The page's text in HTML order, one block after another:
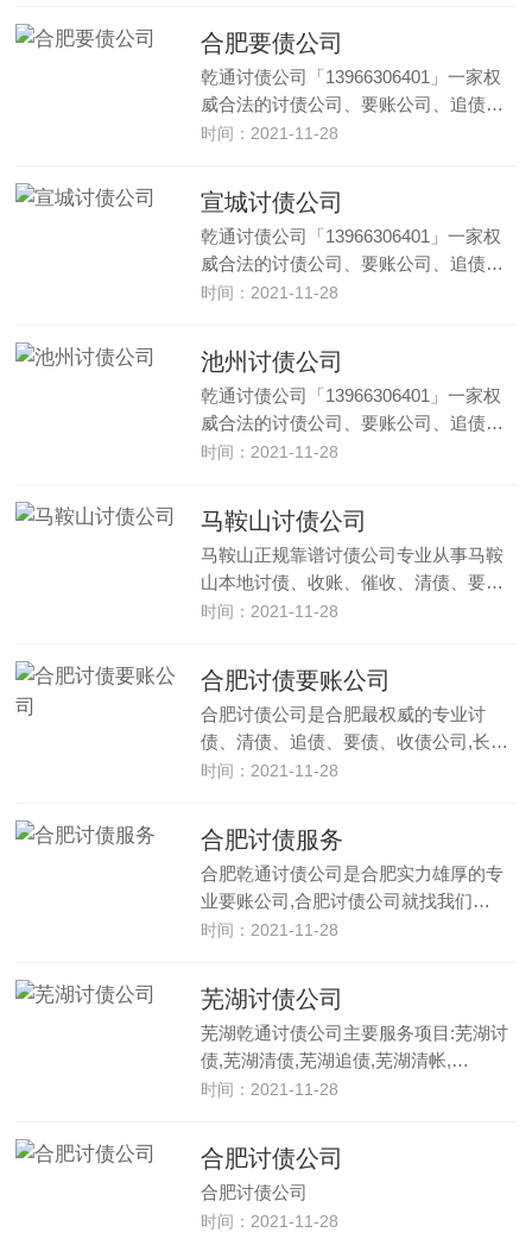
合肥要债公司
乾通讨债公司「13966306401」一家权
威合法的讨债公司、要账公司、追债…
时间：2021-11-28
宣城讨债公司
乾通讨债公司「13966306401」一家权
威合法的讨债公司、要账公司、追债…
时间：2021-11-28
池州讨债公司
乾通讨债公司「13966306401」一家权
威合法的讨债公司、要账公司、追债…
时间：2021-11-28
马鞍山讨债公司
马鞍山正规靠谱讨债公司专业从事马鞍
山本地讨债、收账、催收、清债、要…
时间：2021-11-28
合肥讨债要账公司
合肥讨债公司是合肥最权威的专业讨
债、清债、追债、要债、收债公司,长…
时间：2021-11-28
合肥讨债服务
合肥乾通讨债公司是合肥实力雄厚的专
业要账公司,合肥讨债公司就找我们…
时间：2021-11-28
芜湖讨债公司
芜湖乾通讨债公司主要服务项目:芜湖讨
债,芜湖清债,芜湖追债,芜湖清帐,…
时间：2021-11-28
合肥讨债公司
合肥讨债公司
时间：2021-11-28